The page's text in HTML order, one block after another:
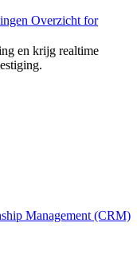
Overzicht for
en krijg realtime
Management (CRM)